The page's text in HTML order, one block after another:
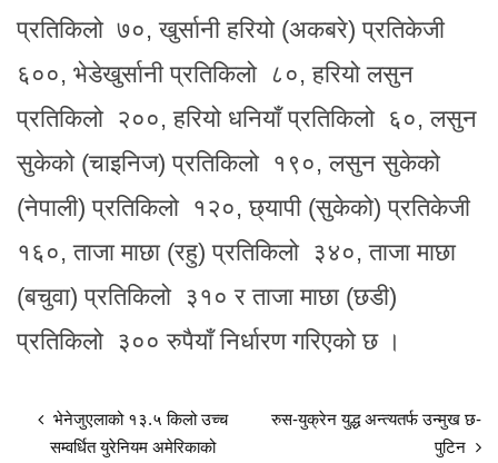
प्रतिकिलो ७०, खुर्सानी हरियो (अकबरे) प्रतिकेजी
६००, भेडेखुर्सानी प्रतिकिलो ८०, हरियो लसुन
प्रतिकिलो २००, हरियो धनियाँ प्रतिकिलो ६०, लसुन
सुकेको (चाइनिज) प्रतिकिलो १९०, लसुन सुकेको
(नेपाली) प्रतिकिलो १२०, छ्यापी (सुकेको) प्रतिकेजी
१६०, ताजा माछा (रहु) प्रतिकिलो ३४०, ताजा माछा
(बचुवा) प्रतिकिलो ३१० र ताजा माछा (छडी)
प्रतिकिलो ३०० रुपैयाँ निर्धारण गरिएको छ ।
भेनेजुएलाको १३.५ किलो उच्च
सम्वर्धित युरेनियम अमेरिकाको
रुस-युक्रेन युद्ध अन्त्यतर्फ उन्मुख छ-
पुटिन